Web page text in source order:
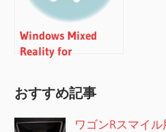
Windows Mixed
Reality for
セス）を体験
おすすめ記事
ワゴンRスマイ